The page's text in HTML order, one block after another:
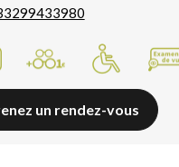
un rendez-vous